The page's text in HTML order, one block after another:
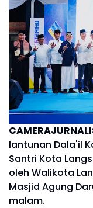
lantunan Dala'il
Santri Kota
oleh Walikota
Masjid Agung
malam.